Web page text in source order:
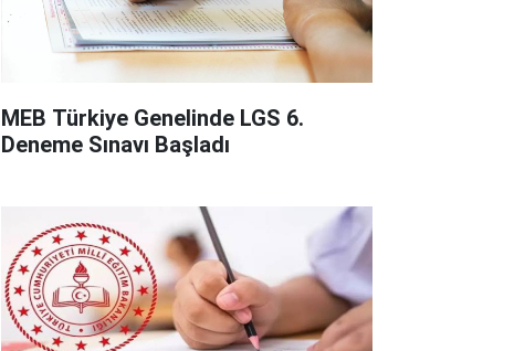
MEB Türkiye Genelinde LGS 6.
Deneme Sınavı Başladı